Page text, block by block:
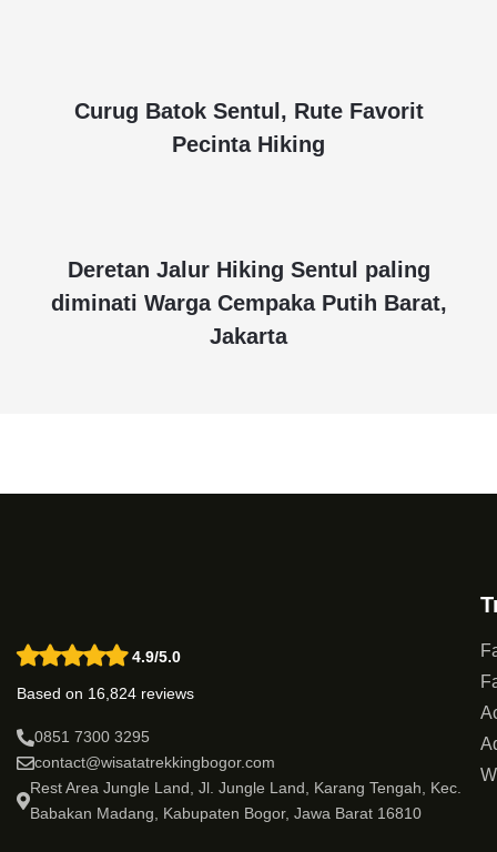
Curug Batok Sentul, Rute Favorit
Pecinta Hiking
Deretan Jalur Hiking Sentul paling
diminati Warga Cempaka Putih Barat,
Jakarta
4.9/5.0
Based on 16,824 reviews
0851 7300 3295
contact@wisatatrekkingbogor.com
Rest Area Jungle Land, Jl. Jungle Land, Karang Tengah, Kec.
Babakan Madang, Kabupaten Bogor, Jawa Barat 16810